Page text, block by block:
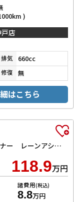
)
店
排気 660cc
修復 無
はこちら
L 届出済未使用車 禁煙車 クリアランスソナー レーンアシスト 衝突被害軽減システム オートライト キーレスエントリー アイドリングストップ 電動格納ミラー シートヒーター CVT 盗難防止システム
118.9万円
諸費用(税込)
8.8万円